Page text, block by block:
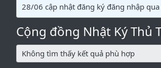
28/06 cập nhật đăng ký đăng nhập
Cộng đồng Nhật Ký Thủ
Không tìm thấy kết quả phù hợp